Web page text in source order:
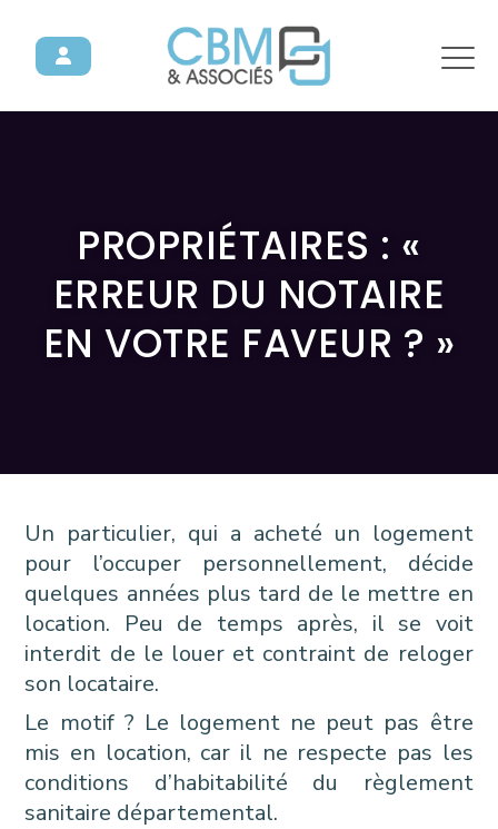
PROPRIÉTAIRES : «
ERREUR DU NOTAIRE
EN VOTRE FAVEUR ? »
Un particulier, qui a acheté un logement
pour l’occuper personnellement, décide
quelques années plus tard de le mettre en
location. Peu de temps après, il se voit
interdit de le louer et contraint de reloger
son locataire.
Le motif ? Le logement ne peut pas être
mis en location, car il ne respecte pas les
conditions d’habitabilité du règlement
sanitaire départemental.